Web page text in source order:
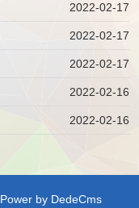
2022-02-17
2022-02-17
2022-02-17
2022-02-16
2022-02-16
Power by DedeCms